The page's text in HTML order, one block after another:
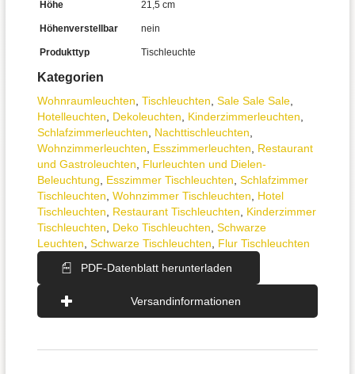
Kategorien
Wohnraum­leuchten Tisch­leuchten Sale Sale Sale
Hotelleuchten
Dekoleuchten Kinderzimmer­leuchten
Schlafzimmer­leuchten
Nachttisch­leuchten
Wohnzimmer­leuchten
Esszimmer­­leuchten
Restaurant
und Gastroleuchten
Flurleuchten und Dielen-
Beleuchtung
Esszimmer Tischleuchten Schlafzimmer
Tischleuchten Wohnzimmer Tischleuchten
Hotel
Tischleuchten
Restaurant Tischleuchten
Kinderzimmer
Tischleuchten
Deko Tischleuchten Schwarze
Leuchten Schwarze Tischleuchten
Flur Tischleuchten
PDF-Datenblatt herunterladen
Versandinformationen
Höhe 21,5 cm
Höhenverstellbar nein
Produkttyp Tischleuchte